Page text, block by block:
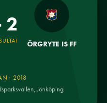
2
ÖRGRYTE IS FF
· 2018
Jönköping